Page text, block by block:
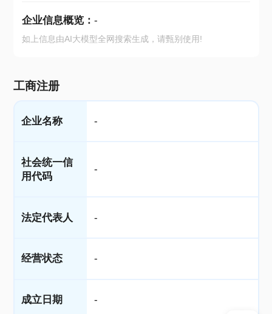
企业信息概览： -
如上信息由AI大模型全网搜索生成，请甄别使用!
工商注册
企业名称 -
社会统一信
用代码
-
法定代表人 -
经营状态 -
成立日期 -